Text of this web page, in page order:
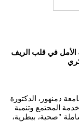
الأمل في قلب الريف
دمنهور، الدكتورة
المجتمع وتنمية
"صحية، بيطرية،